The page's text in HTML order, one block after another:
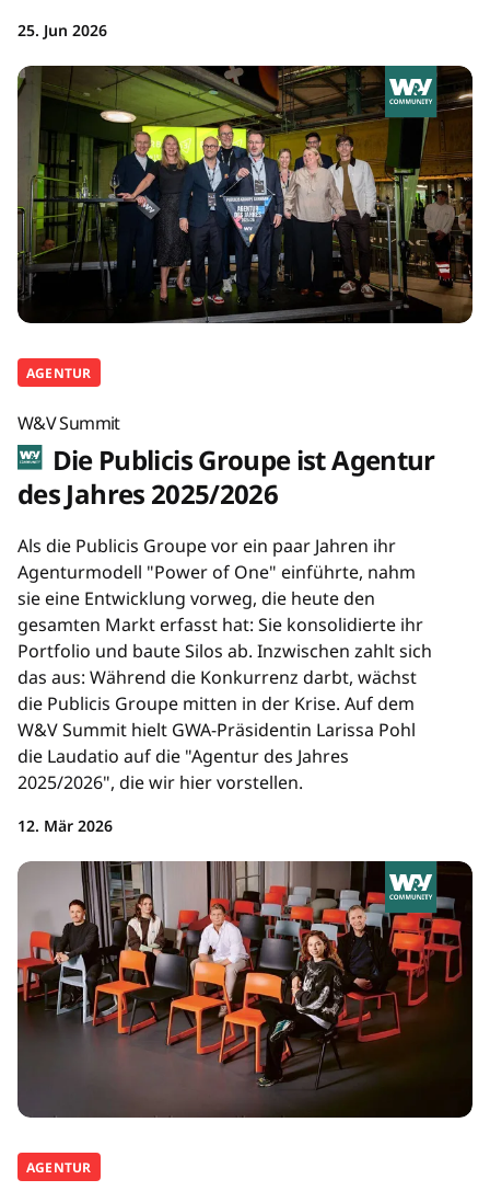
25. Jun 2026
AGENTUR
W&V Summit
Die Publicis Groupe ist Agentur
des Jahres 2025/2026
Als die Publicis Groupe vor ein paar Jahren ihr
Agenturmodell "Power of One" einführte, nahm
sie eine Entwicklung vorweg, die heute den
gesamten Markt erfasst hat: Sie konsolidierte ihr
Portfolio und baute Silos ab. Inzwischen zahlt sich
das aus: Während die Konkurrenz darbt, wächst
die Publicis Groupe mitten in der Krise. Auf dem
W&V Summit hielt GWA-Präsidentin Larissa Pohl
die Laudatio auf die "Agentur des Jahres
2025/2026", die wir hier vorstellen.
12. Mär 2026
AGENTUR